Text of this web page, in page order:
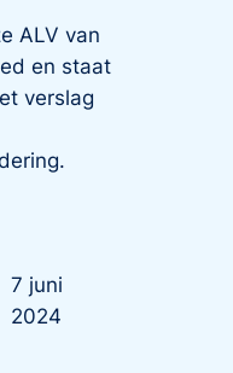
ALV van
en staat
verslag
7 juni
2024